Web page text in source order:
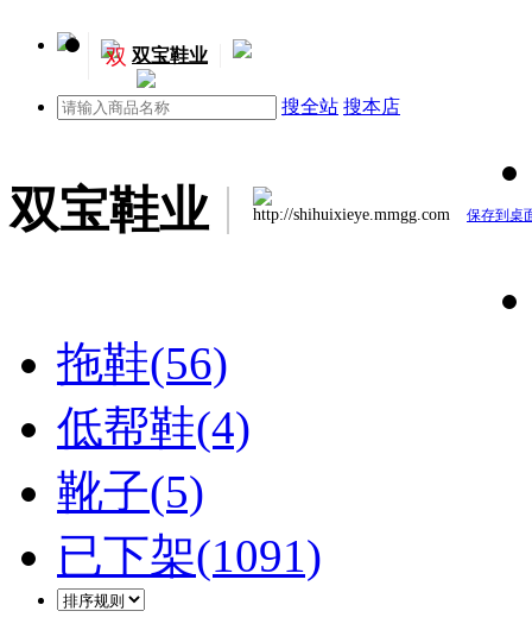
双 双宝鞋业
搜全站 搜本店
双宝鞋业 http://shihuixieye.mmgg.com 保存到桌
拖鞋(56)
低帮鞋(4)
靴子(5)
已下架(1091)